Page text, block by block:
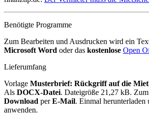
Benötigte Programme
Zum Bearbeiten und Ausdrucken wird ein
Microsoft Word oder das kostenlose Open
Lieferumfang
Vorlage Musterbrief: Rückgriff auf die
Als DOCX-Datei. Dateigröße 21,27 kB. Zum
Download perE-Mail. Einmal herunterladen
anwenden.